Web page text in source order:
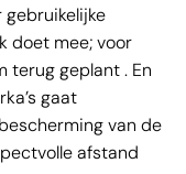
gebruikelijke
doet mee; voor
terug geplant . En
gaat
van de
afstand